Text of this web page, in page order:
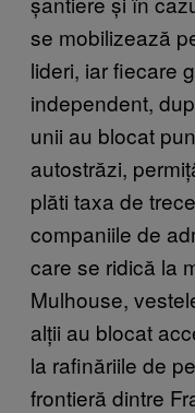
se mobilizează
lideri, iar fiecare
independent,
unii au blocat
autostrăzi,
plăti taxa de
companiile de
care se ridică la
Mulhouse,
alții au blocat
la rafinăriile de
frontieră dintre